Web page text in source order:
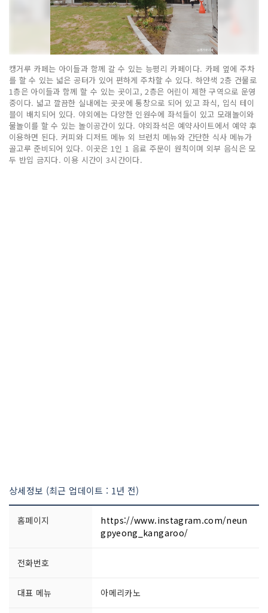
캥거루 카페는 아이들과 함께 갈 수 있는 능평리 카페이다. 카페 옆에 주차
를 할 수 있는 넓은 공터가 있어 편하게 주차할 수 있다. 하얀색 2층 건물로
1층은 아이들과 함께 할 수 있는 곳이고, 2층은 어린이 제한 구역으로 운영
중이다. 넓고 깔끔한 실내에는 곳곳에 통창으로 되어 있고 좌식, 입식 테이
블이 배치되어 있다. 야외에는 다양한 인원수에 좌석들이 있고 모래놀이와
물놀이를 할 수 있는 놀이공간이 있다. 야외좌석은 예약사이트에서 예약 후
이용하면 된다. 커피와 디저트 메뉴 외 브런치 메뉴와 간단한 식사 메뉴가
골고루 준비되어 있다. 이곳은 1인 1 음료 주문이 원칙이며 외부 음식은 모
두 반입 금지다. 이용 시간이 3시간이다.
상세정보 (최근 업데이트 : 1년 전)
홈페이지
https://www.instagram.com/neun
gpyeong_kangaroo/
전화번호
대표 메뉴 아메리카노